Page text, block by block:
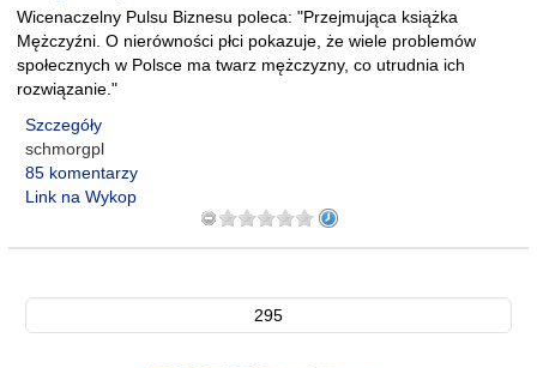
Wicenaczelny Pulsu Biznesu poleca: "Przejmująca książka
Mężczyźni. O nierówności płci pokazuje, że wiele problemów
społecznych w Polsce ma twarz mężczyzny, co utrudnia ich
rozwiązanie."
Szczegóły
schmorgpl
85 komentarzy
Link na Wykop
295